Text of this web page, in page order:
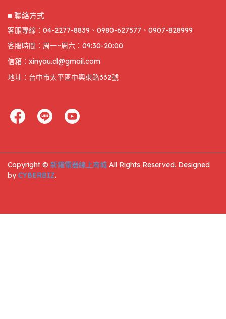
■ 聯絡方式
客服專線：04-2277-8839、0980-627577、0907-828999
客服時間：周一~周六：09:30-20:00
信箱：xinyau.cl@gmail.com
地址：台中市太平區中興東路332號
Copyright © 新耀電器線上商城 All Rights Reserved. Designed
byCYBERBIZ.